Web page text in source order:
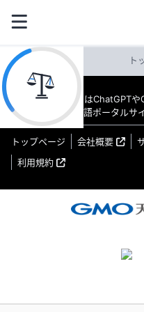
ト
教えてAI byGMO はChatGPT
（指示文）の日本語ポータルサ
トップページ 会社概要
利用規約